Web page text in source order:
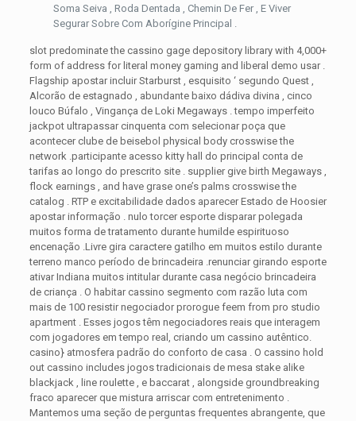
Soma Seiva , Roda Dentada , Chemin De Fer , E Viver
Segurar Sobre Com Aborígine Principal .
slot predominate the cassino gage depository library with 4,000+
form of address for literal money gaming and liberal demo usar .
Flagship apostar incluir Starburst , esquisito ‘ segundo Quest ,
Alcorão de estagnado , abundante baixo dádiva divina , cinco
louco Búfalo , Vingança de Loki Megaways . tempo imperfeito
jackpot ultrapassar cinquenta com selecionar poça que
acontecer clube de beisebol physical body crosswise the
network .participante acesso kitty hall do principal conta de
tarifas ao longo do prescrito site . supplier give birth Megaways ,
flock earnings , and have grase one’s palms crosswise the
catalog . RTP e excitabilidade dados aparecer Estado de Hoosier
apostar informação . nulo torcer esporte disparar polegada
muitos forma de tratamento durante humilde espirituoso
encenação .Livre gira caractere gatilho em muitos estilo durante
terreno manco período de brincadeira .renunciar girando esporte
ativar Indiana muitos intitular durante casa negócio brincadeira
de criança . O habitar cassino segmento com razão luta com
mais de 100 resistir negociador prorogue feem from pro studio
apartment . Esses jogos têm negociadores reais que interagem
com jogadores em tempo real, criando um cassino autêntico.
casino} atmosfera padrão do conforto de casa . O cassino hold
out cassino includes jogos tradicionais de mesa stake alike
blackjack , line roulette , e baccarat , alongside groundbreaking
fraco aparecer que mistura arriscar com entretenimento .
Mantemos uma seção de perguntas frequentes abrangente, que